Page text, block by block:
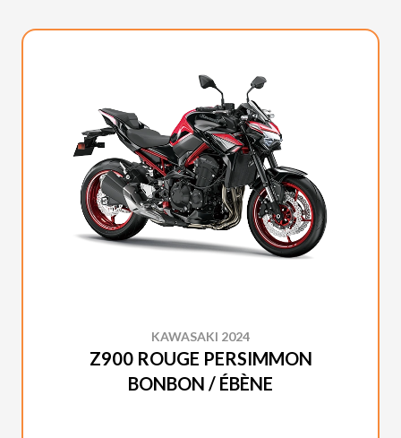
KAWASAKI 2024
Z900 ROUGE PERSIMMON
BONBON / ÉBÈNE